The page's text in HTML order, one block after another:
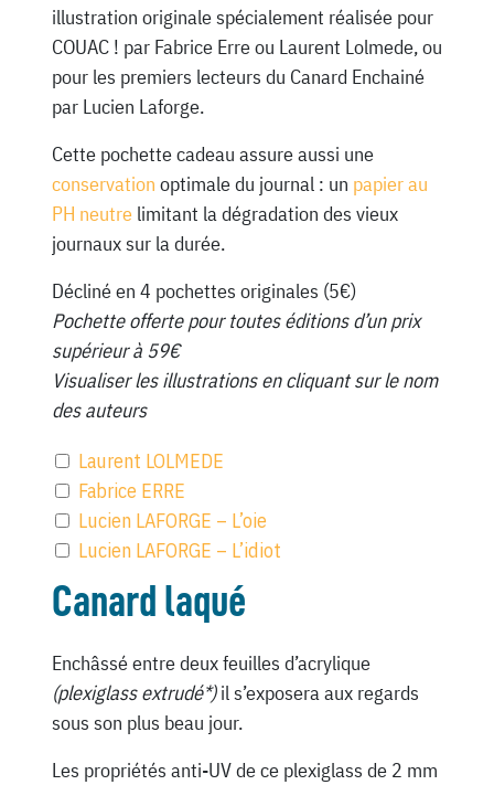
illustration originale spécialement réalisée pour
COUAC ! par Fabrice Erre ou Laurent Lolmede, ou
pour les premiers lecteurs du Canard Enchainé
par Lucien Laforge.
Cette pochette cadeau assure aussi une
conservation optimale du journal : un papier au
PH neutrelimitant la dégradation des vieux
journaux sur la durée.
Décliné en 4 pochettes originales (5€)
Pochette offerte pour toutes éditions d’un prix
supérieur à 59€
Visualiser les illustrations en cliquant sur le nom
des auteurs
Laurent LOLMEDE
Fabrice ERRE
Lucien LAFORGE – L’oie
Lucien LAFORGE – L’idiot
Canard laqué
Enchâssé entre deux feuilles d’acrylique
(plexiglass extrudé*)il s’exposera aux regards
sous son plus beau jour.
Les propriétés anti-UV de ce plexiglass de 2 mm